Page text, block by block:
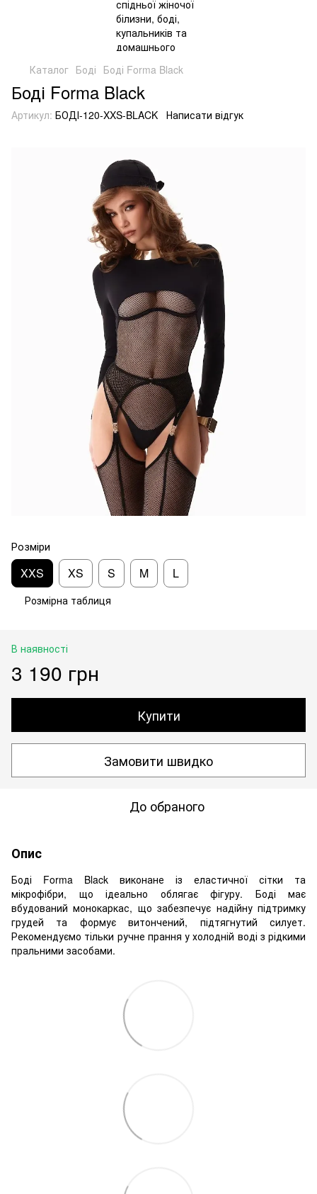
Каталог Боді Боді Forma Black
Боді Forma Black
Артикул: БОДІ-120-XXS-BLACK Написати відгук
Розміри
XXS XS S M L
Розмірна таблиця
В наявності
3 190 грн
Купити
Замовити швидко
До обраного
Опис
Боді Forma Black виконане із еластичної сітки та
мікрофібри, що ідеально облягає фігуру. Боді має
вбудований монокаркас, що забезпечує надійну підтримку
грудей та формує витончений, підтягнутий силует.
Рекомендуємо тільки ручне прання у холодній воді з рідкими
пральними засобами.